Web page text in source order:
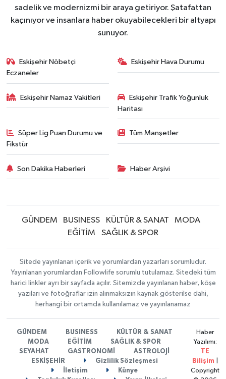
sadelik ve modernizmi bir araya getiriyor. Şatafattan
kaçınıyor ve insanlara haber okuyabilecekleri bir altyapı
sunuyor.
Eskişehir Nöbetçi
Eczaneler
Eskişehir Hava Durumu
Eskişehir Namaz Vakitleri
Eskişehir Trafik Yoğunluk
Haritası
Süper Lig Puan Durumu ve
Fikstür
Tüm Manşetler
Son Dakika Haberleri Haber Arşivi
GÜNDEM BUSINESS KÜLTÜR & SANAT
MODA
EĞİTİM
SAĞLIK & SPOR
Sitede yayınlanan içerik ve yorumlardan yazarları sorumludur.
Yayınlanan yorumlardan Followlife sorumlu tutulamaz. Sitedeki tüm
harici linkler ayrı bir sayfada açılır. Sitemizde yayınlanan haber, köşe
yazıları ve fotoğraflar izin alınmaksızın kaynak gösterilse dahi,
herhangi bir ortamda kullanılamaz ve yayınlanamaz
GÜNDEM BUSINESS
KÜLTÜR & SANAT
MODA
EĞİTİM
SAĞLIK & SPOR
SEYAHAT
GASTRONOMİ
ASTROLOJİ
ESKİŞEHİR
Gizlilik Sözleşmesi
İletişim
Künye
Haber
Yazılımı:
TE
Bilişim
Copyright